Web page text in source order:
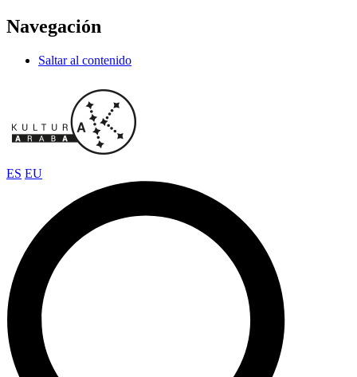
Navegación
Saltar al contenido
ES EU